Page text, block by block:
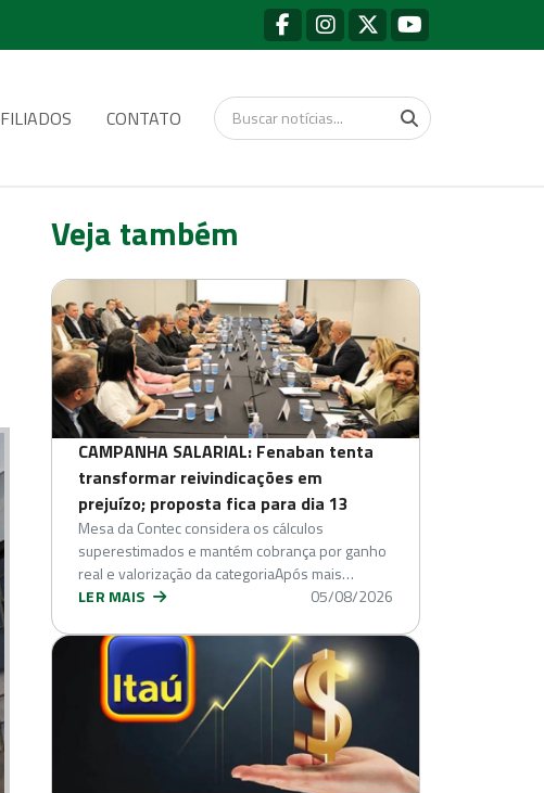
FILIADOS CONTATO
Veja também
CAMPANHA SALARIAL: Fenaban tenta
transformar reivindicações em
prejuízo; proposta fica para dia 13
Mesa da Contec considera os cálculos
superestimados e mantém cobrança por ganho
real e valorização da categoriaApós mais…
LER MAIS
05/08/2026